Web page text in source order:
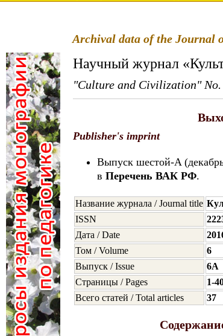
Archival data of the Journal
Научный журнал
"Culture and Civilization" No.
Publisher's imprint
Выпуск шестой-A
в Перечень ВАК РФ.
Название журнала / Journal title
ISSN
Дата / Date
Том / Volume
6
Выпуск / Issue
6A
Страницы / Pages
1-
Всего статей / Total articles
37